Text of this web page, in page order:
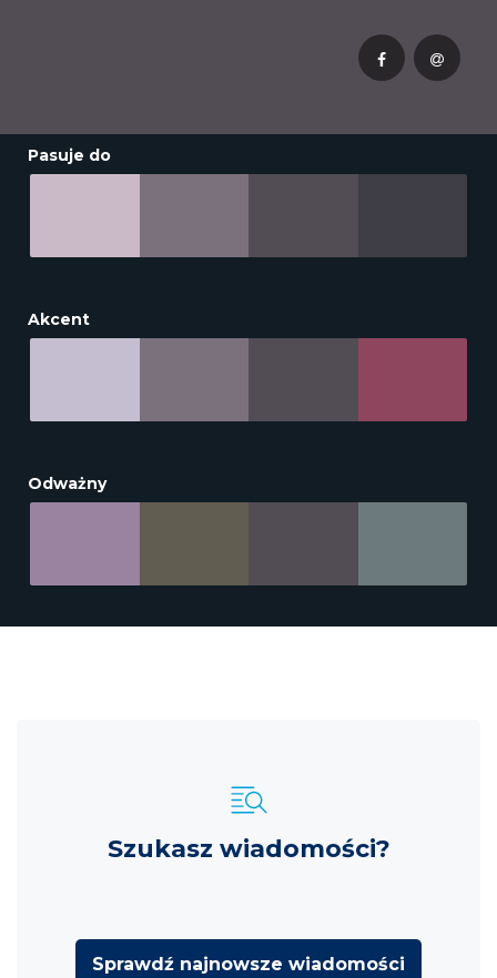
Pasuje do
Akcent
Odważny
Szukasz wiadomości?
Sprawdź najnowsze wiadomości